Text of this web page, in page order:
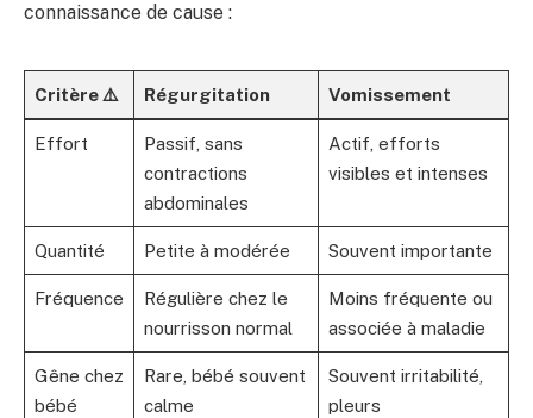
connaissance de cause :
Critère ⚠️ Régurgitation Vomissement
Effort
Passif, sans
contractions
abdominales
Actif, efforts
visibles et intenses
Quantité Petite à modérée Souvent importante
Fréquence
Régulière chez le
nourrisson normal
Moins fréquente ou
associée à maladie
Gêne chez
bébé
Rare, bébé souvent
calme
Souvent irritabilité,
pleurs